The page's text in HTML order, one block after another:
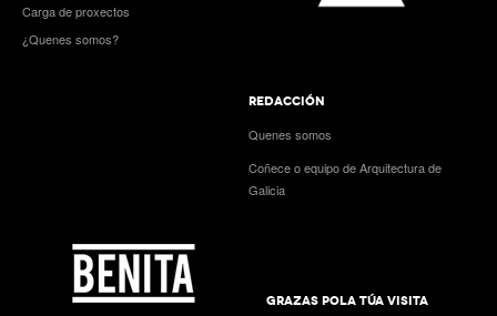
Carga de proxectos
¿Quenes somos?
REDACCIÓN
Quenes somos
Coñece o equipo de Arquitectura de
Galicia
GRAZAS POLA TÚA VISITA